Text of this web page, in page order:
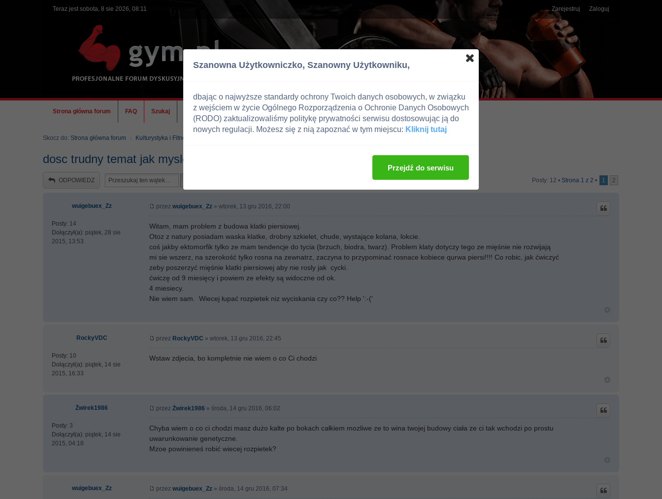
Teraz jest sobota, 8 sie 2026, 08:11 Zarejestruj Zaloguj
Strona główna forum FAQ Szukaj Ekipa
Skocz do: Strona główna forum Kulturystyka i Fitness
dosc trudny temat jak mysle
ODPOWIEDZ Posty: 12 • Strona 1 z 2 • 1 2
wuigebuex_Zz
Posty: 14
Dołączył(a): piątek, 28 sie
2015, 13:53
przez wuigebuex_Zz » wtorek, 13 gru 2016, 22:00
Witam, mam problem z budowa klatki piersiowej.
Otoz z natury posiadam waska klatke, drobny szkielet, chude, wystające kolana, lokcie.
coś jakby ektomorfik tylko ze mam tendencje do tycia (brzuch, biodra, twarz). Problem klaty dotyczy tego ze mięśnie nie rozwijają
mi sie wszerz, na szerokość tylko rosna na zewnatrz, zaczyna to przypominać rosnace kobiece qurwa piersi!!!! Co robic, jak ćwiczyć
zeby poszerzyć mięśnie klatki piersiowej aby nie rosly jak cycki.
ćwiczę od 9 miesięcy i powiem ze efekty są widoczne od ok.
4 miesiecy.
Nie wiem sam. Wiecej łupać rozpietek niz wyciskania czy co?? Help ':-('
RockyVDC
Posty: 10
Dołączył(a): piątek, 14 sie
2015, 16:33
przez RockyVDC » wtorek, 13 gru 2016, 22:45
Wstaw zdjecia, bo kompletnie nie wiem o co Ci chodzi
Żwirek1986
Posty: 3
Dołączył(a): piątek, 14 sie
2015, 04:18
przez Żwirek1986 » środa, 14 gru 2016, 06:02
Chyba wiem o co ci chodzi masz dużo kalte po bokach całkiem mozliwe ze to wina twojej budowy ciała ze ci tak wchodzi po prostu
uwarunkowanie genetyczne.
Mzoe powinieneś robić wiecej rozpietek?
wuigebuex_Zz przez wuigebuex_Zz » środa, 14 gru 2016, 07:34
Szanowna Użytkowniczko, Szanowny Użytkowniku,
dbając o najwyższe standardy ochrony Twoich danych osobowych, w związku
z wejściem w życie Ogólnego Rozporządzenia o Ochronie Danych Osobowych
(RODO) zaktualizowaliśmy politykę prywatności serwisu dostosowując ją do
nowych regulacji. Możesz się z nią zapoznać w tym miejscu: Kliknij tutaj
Przejdź do serwisu